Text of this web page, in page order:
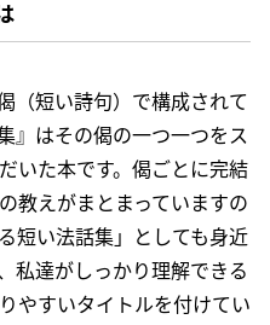
（短い詩句）で構成されて
』はその偈の一つ一つをス
いた本です。偈ごとに完結
教えがまとまっていますの
短い法話集」としても身近
私達がしっかり理解できる
やすいタイトルを付けてい